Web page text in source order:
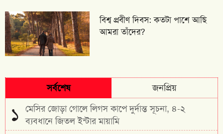
বিশ্ব প্রবীণ দিবস: কতটা পাশে আছি
আমরা তাঁদের?
সর্বশেষ জনপ্রিয়
১ মেসির জোড়া গোলে লিগস কাপে দুর্দান্ত সূচনা, ৪-২
ব্যবধানে জিতল ইন্টার মায়ামি